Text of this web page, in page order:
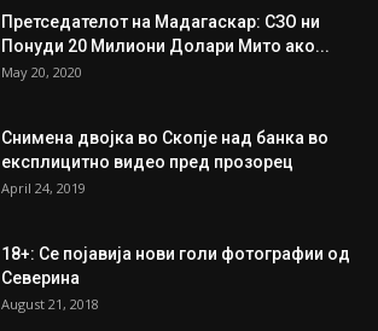
Претседателот на Мадагаскар: СЗО ни
Понуди 20 Милиони Долари Мито ако...
May 20, 2020
Снимена двојка во Скопје над банка во
експлицитно видео пред прозорец
April 24, 2019
18+: Се појавија нови голи фотографии од
Северина
August 21, 2018